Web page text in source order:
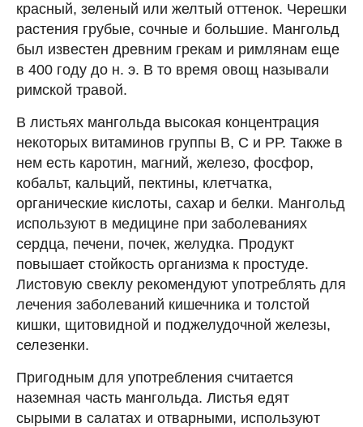
красный, зеленый или желтый оттенок. Черешки
растения грубые, сочные и большие. Мангольд
был известен древним грекам и римлянам еще
в 400 году до н. э. В то время овощ называли
римской травой.
В листьях мангольда высокая концентрация
некоторых витаминов группы В, С и РР. Также в
нем есть каротин, магний, железо, фосфор,
кобальт, кальций, пектины, клетчатка,
органические кислоты, сахар и белки. Мангольд
используют в медицине при заболеваниях
сердца, печени, почек, желудка. Продукт
повышает стойкость организма к простуде.
Листовую свеклу рекомендуют употреблять для
лечения заболеваний кишечника и толстой
кишки, щитовидной и поджелудочной железы,
селезенки.
Пригодным для употребления считается
наземная часть мангольда. Листья едят
сырыми в салатах и отварными, используют